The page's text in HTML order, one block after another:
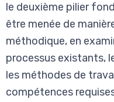
le deuxième pilier
être menée de
méthodique, en
processus existants,
les méthodes de
compétences